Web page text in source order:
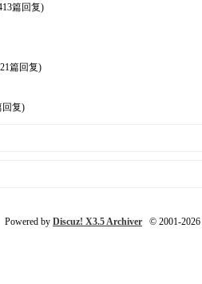
篇回复)
篇回复)
回复)
Powered by Discuz! X3.5 Archiver © 2001-2026